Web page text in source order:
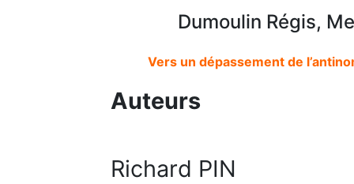
Dumoulin Régis,
Vers un dépassement de
Auteurs
Richard PIN